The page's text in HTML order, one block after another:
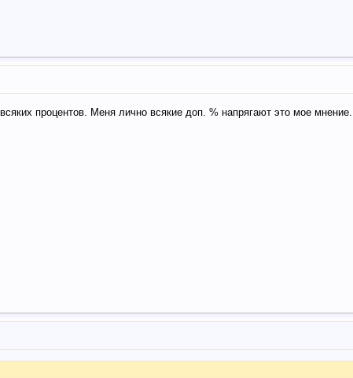
процентов. Меня лично всякие доп. % напрягают это мое мнение.